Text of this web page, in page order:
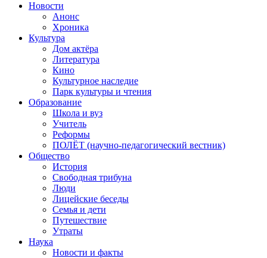
Новости
Анонс
Хроника
Культура
Дом актёра
Литература
Кино
Культурное наследие
Парк культуры и чтения
Образование
Школа и вуз
Учитель
Реформы
ПОЛЁТ (научно-педагогический вестник)
Общество
История
Свободная трибуна
Люди
Лицейские беседы
Семья и дети
Путешествие
Утраты
Наука
Новости и факты